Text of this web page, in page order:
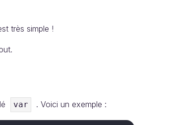
très simple !
var . Voici un exemple :